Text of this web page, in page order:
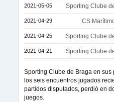
2021-05-05 Sporting Clube
2021-04-29 CS
2021-04-25 Sporting Clube
2021-04-21 Sporting Clube
Sporting Clube de Braga en
los seis encuentros jugados
partidos disputados, perdió en
juegos.